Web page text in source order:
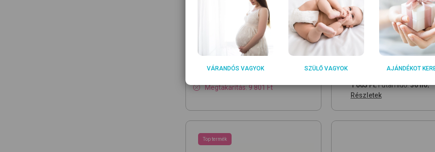
Megtakarítás: 9 801 Ft
51 990
1 665 Ft; Futamidő:36 hó;
Részletek
Top termék
VÁRANDÓS VAGYOK SZÜLŐ VAGYOK AJÁNDÉKOT